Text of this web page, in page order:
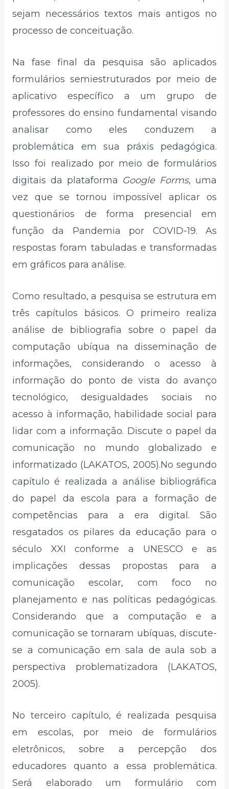
sejam necessários textos mais antigos no
processo de conceituação.
Na fase final da pesquisa são aplicados
formulários semiestruturados por meio de
aplicativo específico a um grupo de
professores do ensino fundamental visando
analisar como eles conduzem a
problemática em sua práxis pedagógica.
Isso foi realizado por meio de formulários
digitais da plataforma Google Forms, uma
vez que se tornou impossível aplicar os
questionários de forma presencial em
função da Pandemia por COVID-19. As
respostas foram tabuladas e transformadas
em gráficos para análise.
Como resultado, a pesquisa se estrutura em
três capítulos básicos. O primeiro realiza
análise de bibliografia sobre o papel da
computação ubíqua na disseminação de
informações, considerando o acesso à
informação do ponto de vista do avanço
tecnológico, desigualdades sociais no
acesso à informação, habilidade social para
lidar com a informação. Discute o papel da
comunicação no mundo globalizado e
informatizado (LAKATOS, 2005).No segundo
capítulo é realizada a análise bibliográfica
do papel da escola para a formação de
competências para a era digital. São
resgatados os pilares da educação para o
século XXI conforme a UNESCO e as
implicações dessas propostas para a
comunicação escolar, com foco no
planejamento e nas políticas pedagógicas.
Considerando que a computação e a
comunicação se tornaram ubíquas, discute-
se a comunicação em sala de aula sob a
perspectiva problematizadora (LAKATOS,
2005).
No terceiro capítulo, é realizada pesquisa
em escolas, por meio de formulários
eletrônicos, sobre a percepção dos
educadores quanto a essa problemática.
Será elaborado um formulário com